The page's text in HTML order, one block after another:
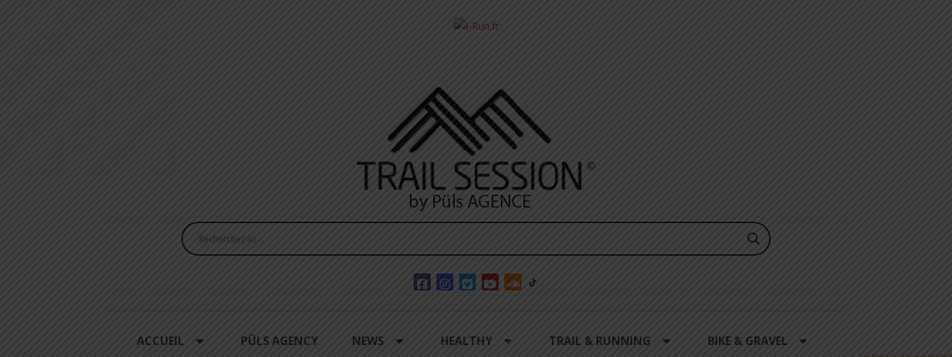
ACCUEIL PÜLS AGENCY NEWS HEALTHY TRAIL & RUNNING BIKE & GRAVEL